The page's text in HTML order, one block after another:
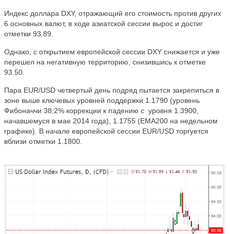
Индекс доллара DXY, отражающий его стоимость против других
6 основных валют, в ходе азиатской сессии вырос и достиг
отметки 93.89.
Однако, с открытием европейской сессии DXY снижается и уже
перешел на негативную территорию, снизившись к отметке
93.50.
Пара EUR/USD четвертый день подряд пытается закрепиться в
зоне выше ключевых уровней поддержки 1.1790 (уровень
Фибоначчи 38,2% коррекции к падению с уровня 1.3900,
начавшемуся в мае 2014 года), 1.1755 (ЕМА200 на недельном
графике). В начале европейской сессии EUR/USD торгуется
вблизи отметки 1.1800.